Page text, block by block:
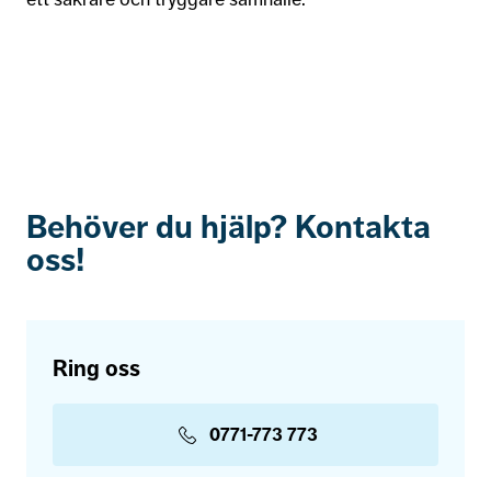
Behöver du hjälp? Kontakta
oss!
Ring oss
0771-773 773